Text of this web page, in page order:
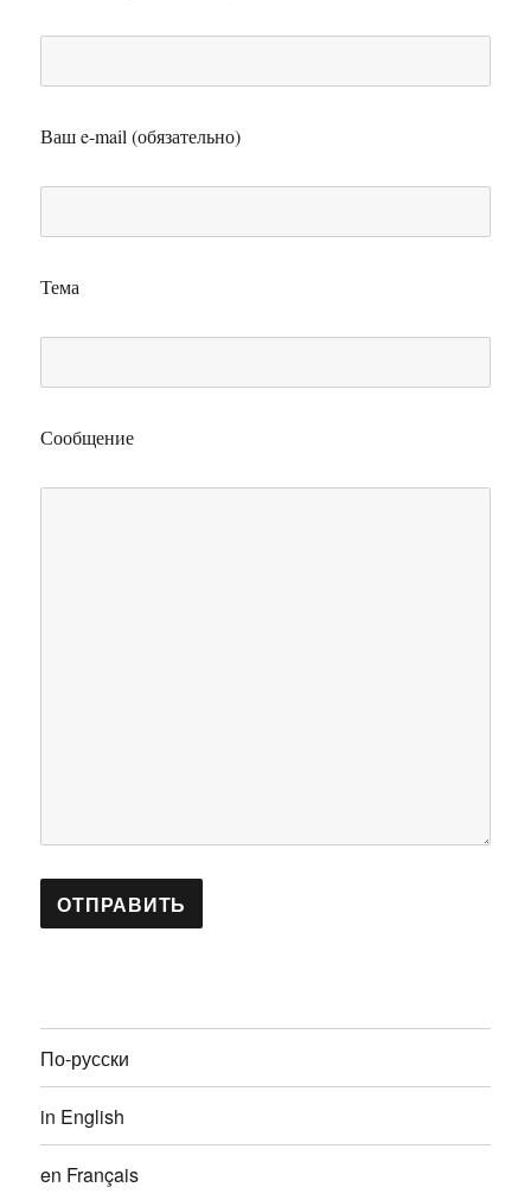
Ваш e-mail (обязательно)
Тема
Сообщение
По-русски
in English
en Français